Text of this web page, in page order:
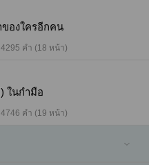
าของใครอีกคน
4295 คำ (18 หน้า)
) ในกำมือ
4746 คำ (19 หน้า)